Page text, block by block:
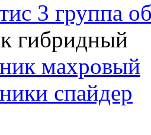
3 группа
гибридный
махровый
спайдер